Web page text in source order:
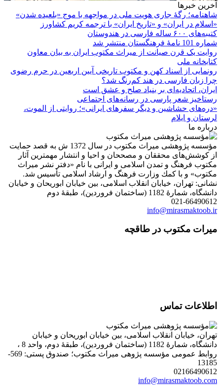
آخرین خبرها
شاهنامه؛ رگۀ جاری هویت ملی در مواجهه با موج «بلعیده شدن»
«اسلام در ایران» و «تاریخ ایران» با ترجمه کریم کشاورز
کتیبه‌های ۶۰۰ ساله فارسی در هندوستان
شماره 101 نامۀ فرهنگستان منتشر شد
روایت یک قرن صیانت از میراث مکتوب ایران به بیان معاون
کتابخانه ملی
رونمایی از اسناد کهن و مکتوب تاریخی آیین اربعین در حرم رضوی
چرا زبان فارسی در هند کم‌رنگ شد؟
ایران، اتحادیه‌ای بر بنیاد صلح و عشق است
رستاخیز شعر پارسی در رسانه‌های اجتماعی
«دره‌های حشاشین و دیگر سفرهای ایرانی»؛ روایتی از الموت،
لرستان و ایلام
درباره ما
مؤسسه پژوهشی میراث مكتوب در سال 1372 ش به قصد حمایت
از كوشش‌های محققان و مصححان و احیا و انتشار مهمترین آثار
مكتوب فرهنگ و تمدن اسلامی و ایرانی با نام «دفتر نشر میراث
مكتوب» و با كمك وزارت فرهنگ و ارشاد اسلامی تأسیس شد.
نشانی: تهران، خیابان انقلاب اسلامی، بین خیابان ابوریحان و خیابان
دانشگاه، شمارۀ 1182 (ساختمان فروردین)، طبقۀ دوم
021-66490612
info@mirasmaktoob.ir
میرات مکتوب در طاقچه
اطلاعات تماس
تهران، خیابان انقلاب اسلامی، بین خیابان ابوریحان و خیابان
دانشگاه، شمارۀ 1182 (ساختمان فروردین)، طبقۀ دوم، واحد 8 ،
روابط عمومی مؤسسه پژوهی میراث مکتوب؛ صندوق پستی: 569-
13185
02166490612
info@mirasmaktoob.com